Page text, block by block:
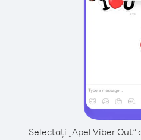
Selectați „Apel Viber